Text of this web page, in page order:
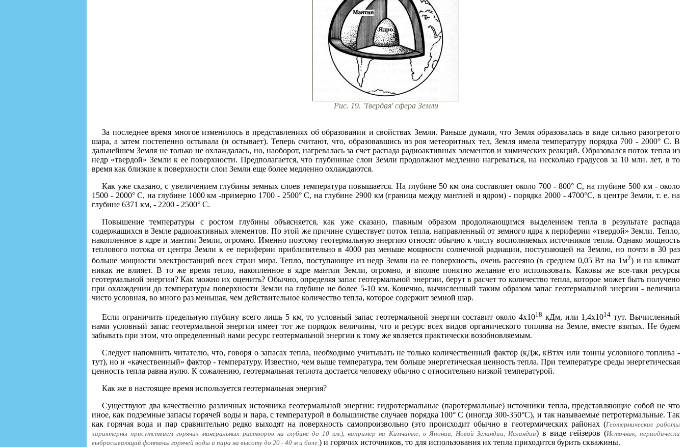
Рис. 19. 'Твердая' сфера Земли
За последнее время многое изменилось в представлениях об образовании и свойствах Земли. Раньше думали, что Земля образовалась в виде сильно разогретого
шара, а затем постепенно остывала (и остывает). Теперь считают, что, образовавшись из роя метеоритных тел, Земля имела температуру порядка 700 - 2000° С. В
дальнейшем Земля не только не охлаждалась, но, наоборот, нагревалась за счет распада радиоактивных элементов и химических реакций. Образовался поток тепла из
недр «твердой» Земли к ее поверхности. Предполагается, что глубинные слои Земли продолжают медленно нагреваться, на несколько градусов за 10 млн. лет, в то
время как близкие к поверхности слои Земли еще более медленно охлаждаются.
Как уже сказано, с увеличением глубины земных слоев температура повышается. На глубине 50 км она составляет около 700 - 800° С, на глубине 500 км - около
1500 - 2000° С, на глубине 1000 км -примерно 1700 - 2500° С, на глубине 2900 км (граница между мантией и ядром) - порядка 2000 - 4700°С, в центре Земли, т. е. на
глубине 6371 км, - 2200 - 2500° С.
Повышение температуры с ростом глубины объясняется, как уже сказано, главным образом продолжающимся выделением тепла в результате распада
содержащихся в Земле радиоактивных элементов. По этой же причине существует поток тепла, направленный от земного ядра к периферии «твердой» Земли. Тепло,
накопленное в ядре и мантии Земли, огромно. Именно поэтому геотермальную энергию относят обычно к числу восполняемых источников тепла. Однако мощность
теплового потока от центра Земли к ее периферии приблизительно в 4000 раз меньше мощности солнечной радиации, поступающей на Землю, но почти в 30 раз
больше мощности электростанций всех стран мира. Тепло, поступающее из недр Земли на ее поверхность, очень рассеяно (в среднем 0,05 Вт на 1м2) и на климат
никак не влияет. В то же время тепло, накопленное в ядре мантии Земли, огромно, и вполне понятно желание его использовать. Каковы же все-таки ресурсы
геотермальной энергии? Как можно их оценить? Обычно, определяя запас геотермальной энергии, берут в расчет то количество тепла, которое может быть получено
при охлаждении до температуры поверхности Земли на глубине не более 5-10 км. Конечно, вычисленный таким образом запас геотермальной энергии - величина
чисто условная, во много раз меньшая, чем действительное количество тепла, которое содержит земной шар.
Если ограничить предельную глубину всего лишь 5 км, то условный запас геотермальной энергии составит около 4х1018 кДм, или 1,4х1014 тут. Вычисленный
нами условный запас геотермальной энергии имеет тот же порядок величины, что и ресурс всех видов органического топлива на Земле, вместе взятых. Не будем
забывать при этом, что определенный нами ресурс геотермальной энергии к тому же является практически возобновляемым.
Следует напомнить читателю, что, говоря о запасах тепла, необходимо учитывать не только количественный фактор (кДж, кВтхч или тонны условного топлива -
тут), но и «качественный» фактор - температуру. Известно, чем выше температура, тем больше энергетическая ценность тепла. При температуре среды энергетическая
ценность тепла равна нулю. К сожалению, геотермальная теплота достается человеку обычно с относительно низкой температурой.
Как же в настоящее время используется геотермальная энергия?
Существуют два качественно различных источника геотермальной энергии: гидротермальные (паротермальные) источники тепла, представляющие собой не что
иное, как подземные запасы горячей воды и пара, с температурой в большинстве случаев порядка 100° С (иногда 300-350°С), и так называемые петротермальные. Так
как горячая вода и пар сравнительно редко выходят на поверхность самопроизвольно (это происходит обычно в геотермических районах (Геотермические работы
характерны присутствием горячих минеральных растворов на глубине до 10 км.), например на Камчатке, в Японии, Новой Зеландии, Исландии) в виде гейзеров (Источник, периодически
выбрасывающий фонтаны горячей воды и пара на высоту до 20 - 40 м и боле.) и горячих источников, то для использования их тепла приходится бурить скважины.